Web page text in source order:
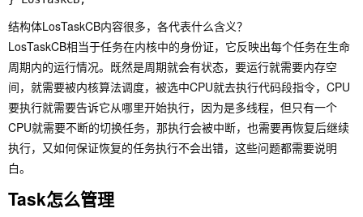
结构体LosTaskCB内容很多，各代表什么含义？
LosTaskCB相当于任务在内核中的身份证，它反映出每个任务在生命
周期内的运行情况。既然是周期就会有状态，要运行就需要内存空
间，就需要被内核算法调度，被选中CPU就去执行代码段指令，CPU
要执行就需要告诉它从哪里开始执行，因为是多线程，但只有一个
CPU就需要不断的切换任务，那执行会被中断，也需要再恢复后继续
执行，又如何保证恢复的任务执行不会出错，这些问题都需要说明
白。
Task怎么管理